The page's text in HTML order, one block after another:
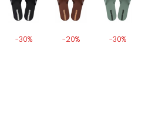
-30% -20% -30%